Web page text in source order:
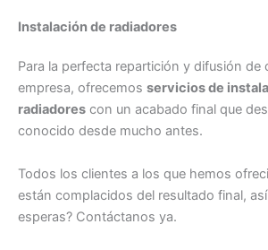
Instalación de radiadores
Para la perfecta repartición y difusión de
empresa, ofrecemos servicios de
radiadores con un acabado final que
conocido desde mucho antes.
Todos los clientes a los que hemos
están complacidos del resultado final,
esperas? Contáctanos ya.